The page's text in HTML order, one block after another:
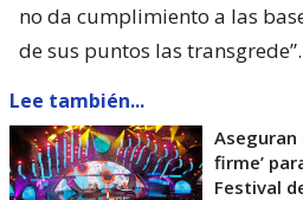
no da cumplimiento a las
de sus puntos las transgrede”.
Lee también...
Aseguran
firme’
Festival